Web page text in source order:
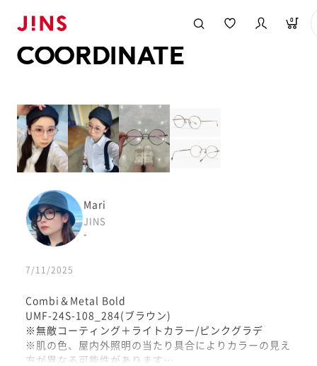
0
COORDINATE
Mari
JINS
-
7/11/2025
Combi＆Metal Bold
UMF-24S-108_284(ブラウン)
※無敵コーティング＋ライトカラー/ピンクグラデ
※肌の色、屋内外照明の当たり具合によりカラーの見え
方が異なる可能性があります